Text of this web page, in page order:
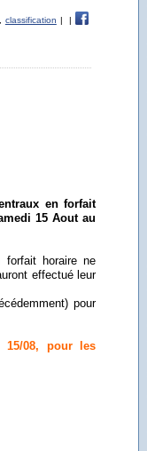
classification | |
en forfait
15 Aout au
horaire ne
effectué leur
pour
08, pour les